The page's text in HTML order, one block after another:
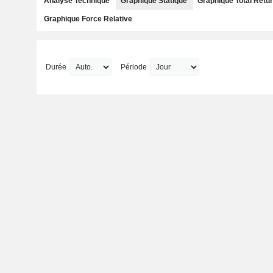
Graphique Force Relative
Durée Période